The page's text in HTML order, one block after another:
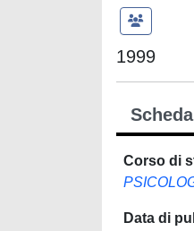
1999
Corso di
Data di